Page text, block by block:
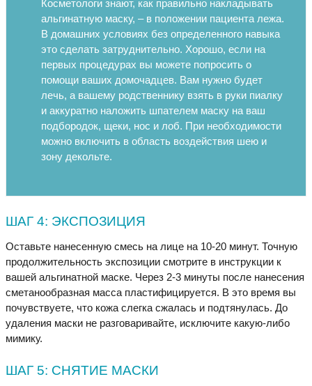
Косметологи знают, как правильно накладывать
альгинатную маску, – в положении пациента лежа.
В домашних условиях без определенного навыка
это сделать затруднительно. Хорошо, если на
первых процедурах вы можете попросить о
помощи ваших домочадцев. Вам нужно будет
лечь, а вашему родственнику взять в руки пиалку
и аккуратно наложить шпателем маску на ваш
подбородок, щеки, нос и лоб. При необходимости
можно включить в область воздействия шею и
зону декольте.
ШАГ 4: ЭКСПОЗИЦИЯ
Оставьте нанесенную смесь на лице на 10-20 минут. Точную
продолжительность экспозиции смотрите в инструкции к
вашей альгинатной маске. Через 2-3 минуты после нанесения
сметанообразная масса пластифицируется. В это время вы
почувствуете, что кожа слегка сжалась и подтянулась. До
удаления маски не разговаривайте, исключите какую-либо
мимику.
ШАГ 5: СНЯТИЕ МАСКИ